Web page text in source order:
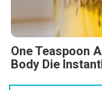
One Teaspoon
Body Die